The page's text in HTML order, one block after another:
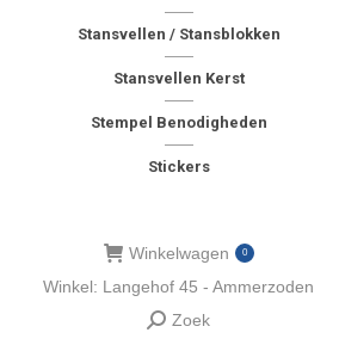
Stansvellen / Stansblokken
Stansvellen Kerst
Stempel Benodigheden
Stickers
Winkelwagen 0
Winkel: Langehof 45 - Ammerzoden
Zoeken:
Zoek